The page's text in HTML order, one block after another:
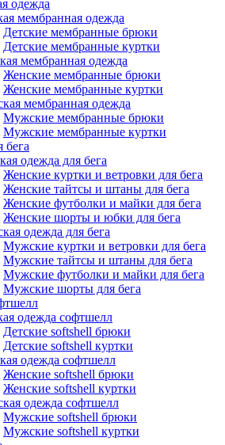
одежда
мембранная одежда
Детские мембранные брюки
Детские мембранные куртки
мембранная одежда
Женские мембранные брюки
Женские мембранные куртки
мембранная одежда
Мужские мембранные брюки
Мужские мембранные куртки
бега
одежда для бега
Женские куртки и ветровки для бега
Женские тайтсы и штаны для бега
Женские футболки и майки для бега
Женские шорты и юбки для бега
одежда для бега
Мужские куртки и ветровки для бега
Мужские тайтсы и штаны для бега
Мужские футболки и майки для бега
Мужские шорты для бега
одежда софтшелл
Детские softshell брюки
Детские softshell куртки
одежда софтшелл
Женские softshell брюки
Женские softshell куртки
одежда софтшелл
Мужские softshell брюки
Мужские softshell куртки